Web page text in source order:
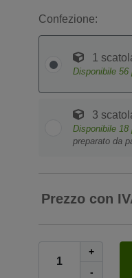
Confezione:
1
Disponibile 56
3
Disponibile 18
preparato da
Prezzo con
+
-